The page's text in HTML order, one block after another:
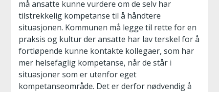
må ansatte kunne vurdere om de selv har
tilstrekkelig kompetanse til å håndtere
situasjonen. Kommunen må legge til rette for en
praksis og kultur der ansatte har lav terskel for å
fortløpende kunne kontakte kollegaer, som har
mer helsefaglig kompetanse, når de står i
situasjoner som er utenfor eget
kompetanseområde. Det er derfor nødvendig å